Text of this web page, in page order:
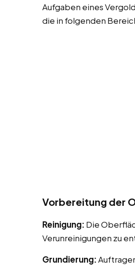
Aufgaben eines
die in folgenden
Vorbereitung der
Reinigung: Die
Verunreinigungen zu
Grundierung: